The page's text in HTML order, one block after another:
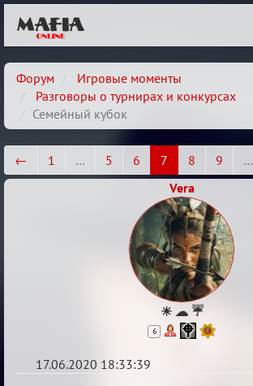
Форум
Игровые моменты
Разговоры о турнирах и конкурсах
Семейный кубок
← 1 … 5 6 7 8 9 …
Vera
☀ ☁ ☔
6
17.06.2020 18:33:39